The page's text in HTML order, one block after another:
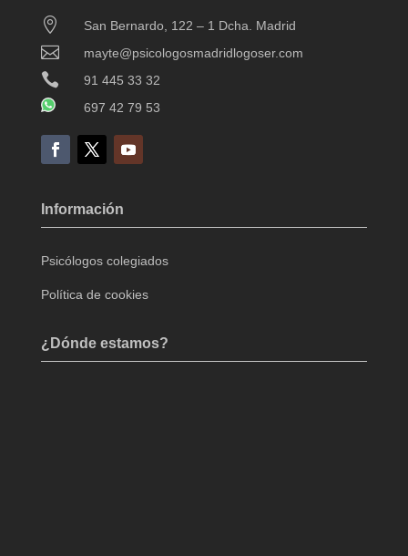
 San Bernardo, 122 – 1 Dcha. Madrid
 mayte@psicologosmadridlogoser.com

91 445 33 32
697 42 79 53
Información
Psicólogos colegiados
Política de cookies
¿Dónde estamos?